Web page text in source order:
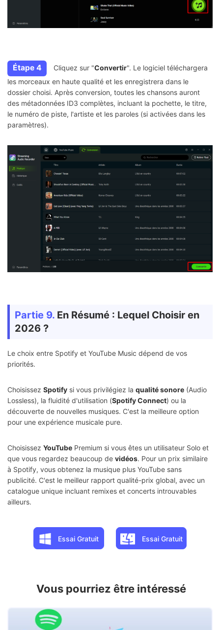
Étape 4 Cliquez sur "Convertir". Le logiciel téléchargera
les morceaux en haute qualité et les enregistrera dans le
dossier choisi. Après conversion, toutes les chansons auront
des métadonnées ID3 complètes, incluant la pochette, le titre,
le numéro de piste, l'artiste et les paroles (si activées dans les
paramètres).
Partie 9. En Résumé : Lequel Choisir en
2026 ?
Le choix entre Spotify et YouTube Music dépend de vos
priorités.
Choisissez Spotify si vous privilégiez la qualité sonore (Audio
Lossless), la fluidité d'utilisation (Spotify Connect) ou la
découverte de nouvelles musiques. C'est la meilleure option
pour une expérience musicale pure.
Choisissez YouTube Premium si vous êtes un utilisateur Solo et
que vous regardez beaucoup de vidéos. Pour un prix similaire
à Spotify, vous obtenez la musique plus YouTube sans
publicité. C'est le meilleur rapport qualité-prix global, avec un
catalogue unique incluant remixes et concerts introuvables
ailleurs.
Essai Gratuit Essai Gratuit
Vous pourriez être intéressé